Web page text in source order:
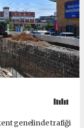
genelinde trafiği